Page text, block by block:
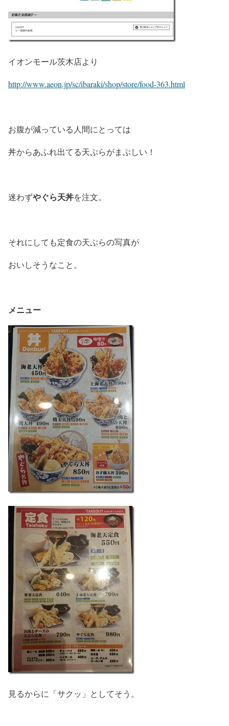
イオンモール茨木店より
http://www.aeon.jp/sc/ibaraki/shop/store/food-363.html
お腹が減っている人間にとっては
丼からあふれ出てる天ぷらがまぶしい！
迷わずやぐら天丼を注文。
それにしても定食の天ぷらの写真が
おいしそうなこと。
メニュー
見るからに「サクッ」としてそう。